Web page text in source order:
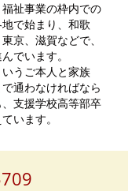
祉事業の枠内での
で始まり、和歌
京、滋賀などで、
でいます。
うご本人と家族
通わなければなら
支援学校高等部卒
います。